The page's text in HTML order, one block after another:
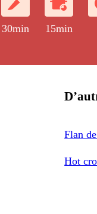
30min 15min
Flan
Hot